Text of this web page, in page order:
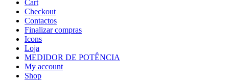
Cart
Checkout
Contactos
Finalizar compras
Icons
Loja
MEDIDOR DE POTÊNCIA
My account
Shop